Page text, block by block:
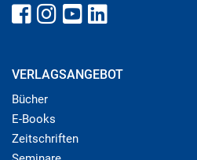
VERLAGSANGEBOT
Bücher
E-Books
Zeitschriften